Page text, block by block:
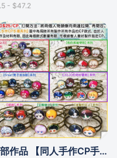
- $47.2
多部作品 【同人手作CP手環系列】